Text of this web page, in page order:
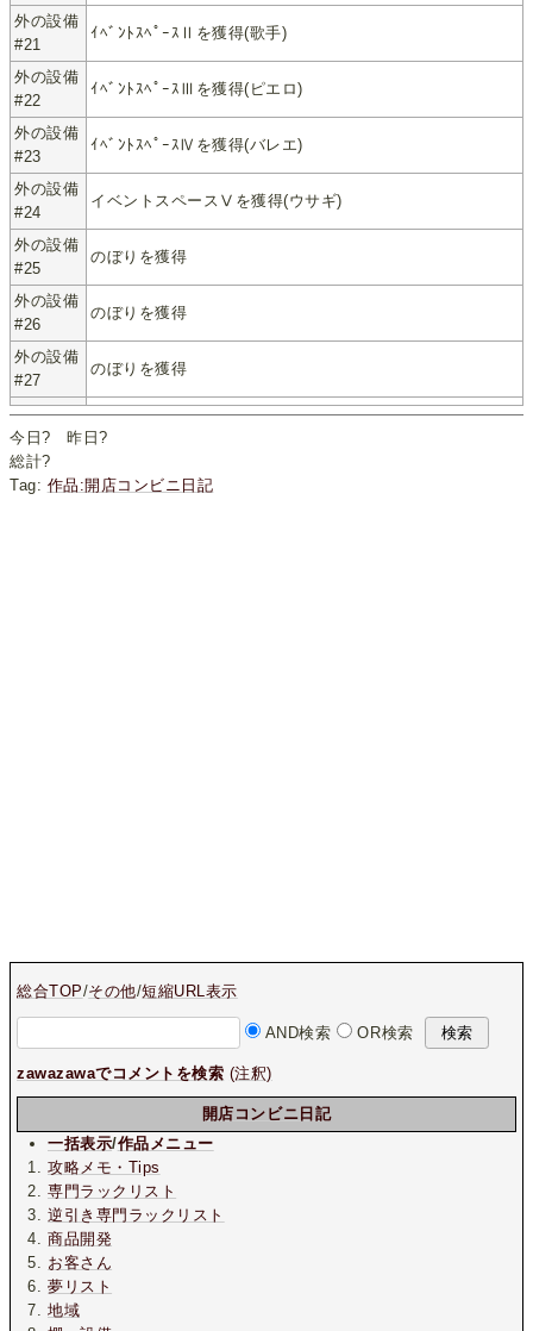
外の設備
#21
ｲﾍﾞﾝﾄｽﾍﾟｰｽⅡを獲得(歌手)
外の設備
#22
ｲﾍﾞﾝﾄｽﾍﾟｰｽⅢを獲得(ピエロ)
外の設備
#23
ｲﾍﾞﾝﾄｽﾍﾟｰｽⅣを獲得(バレエ)
外の設備
#24
イベントスペースⅤを獲得(ウサギ)
外の設備
#25
のぼりを獲得
外の設備
#26
のぼりを獲得
外の設備
#27
のぼりを獲得
今日? 昨日?
総計?
Tag: 作品:開店コンビニ日記
総合TOP/その他/短縮URL表示
AND検索 OR検索
zawazawaでコメントを検索 (注釈)
開店コンビニ日記
一括表示/作品メニュー
攻略メモ・Tips
専門ラックリスト
逆引き専門ラックリスト
商品開発
お客さん
夢リスト
地域